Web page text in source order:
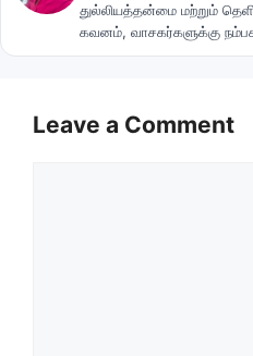
துல்லியத்தன்மை மற்றும்
கவனம், வாசகர்களுக்கு
Leave a Comment